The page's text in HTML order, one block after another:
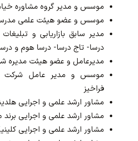
موسس و مدیر گروه مشاوره
موسس و عضو هیئت علمی مدرسه
مدیر سابق بازاریابی و
درسا- تاج درسا- درسا هوم و
مدیرعامل و عضو هیئت مدیره
موسس و مدیر عامل شرکت
فراخیز
مشاور ارشد علمی و اجرایی
مشاور ارشد علمی و اجرایی برند
مشاور ارشد علمی و اجرایی